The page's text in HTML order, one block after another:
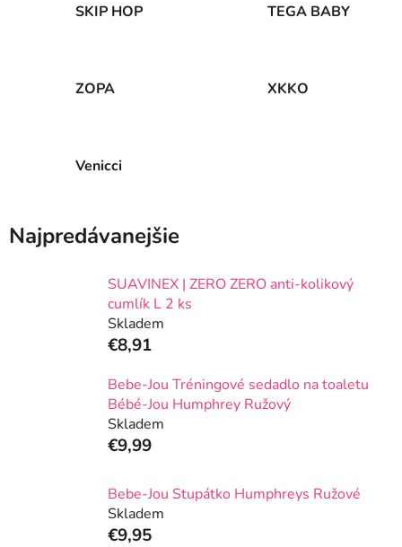
SKIP HOP TEGA BABY
ZOPA XKKO
Venicci
Najpredávanejšie
SUAVINEX | ZERO ZERO anti-kolikový
cumlík L 2 ks
Skladem
€8,91
Bebe-Jou Tréningové sedadlo na toaletu
Bébé-Jou Humphrey Ružový
Skladem
€9,99
Bebe-Jou Stupátko Humphreys Ružové
Skladem
€9,95